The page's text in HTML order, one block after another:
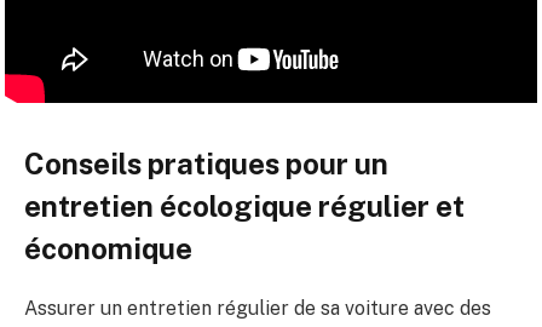
Conseils pratiques pour un
entretien écologique régulier et
économique
Assurer un entretien régulier de sa voiture avec des